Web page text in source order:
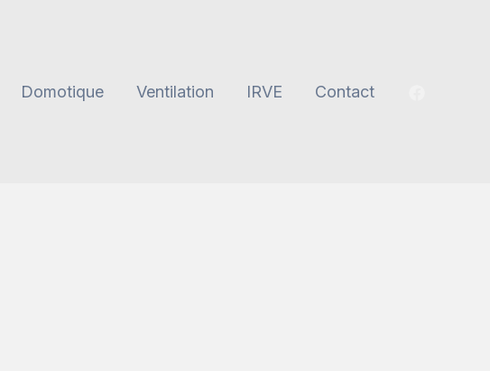
Domotique Ventilation IRVE Contact